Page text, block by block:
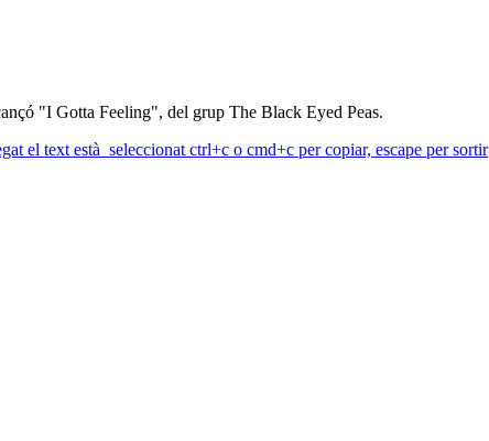
"I Gotta Feeling", del grup The Black Eyed Peas.
el text està seleccionat ctrl+c o cmd+c per copiar, escape per sortir